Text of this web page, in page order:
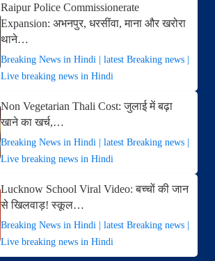
Raipur Police Commissionerate
Expansion: अभनपुर, धरसींवा, माना और खरोरा
थाने…
Breaking News in Hindi | latest Breaking news |
Live breaking news in Hindi
Non Vegetarian Thali Cost: जुलाई में बढ़ा
खाने का खर्च,…
Breaking News in Hindi | latest Breaking news |
Live breaking news in Hindi
Lucknow School Viral Video: बच्चों की जान
से खिलवाड़! स्कूल…
Breaking News in Hindi | latest Breaking news |
Live breaking news in Hindi